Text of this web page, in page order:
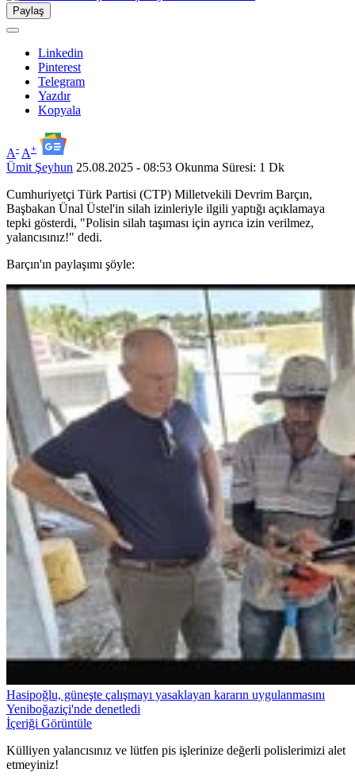
Paylaş
Linkedin
Pinterest
Telegram
Yazdır
Kopyala
A- A+
Ümit Şeyhun 25.08.2025 - 08:53 Okunma Süresi: 1 Dk
Cumhuriyetçi Türk Partisi (CTP) Milletvekili Devrim Barçın,
Başbakan Ünal Üstel'in silah izinleriyle ilgili yaptığı açıklamaya
tepki gösterdi, "Polisin silah taşıması için ayrıca izin verilmez,
yalancısınız!" dedi.
Barçın'ın paylaşımı şöyle:
Hasipoğlu, güneşte çalışmayı yasaklayan kararın uygulanmasını
Yeniboğaziçi'nde denetledi
İçeriği Görüntüle
Külliyen yalancısınız ve lütfen pis işlerinize değerli polislerimizi alet
etmeyiniz!